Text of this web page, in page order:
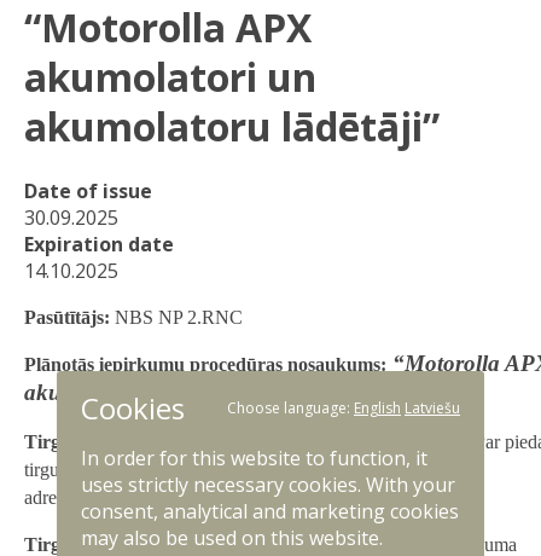
“Motorolla APX
akumolatori un
akumolatoru lādētāji”
Date of issue
30.09.2025
Expiration date
14.10.2025
Pasūtītājs: NBS NP 2.RNC
Plānotās iepirkumu procedūras nosaukums: “Motorolla
akumolatori un akumolatoru lādētāji”
Tirgus izpētes informācijas iesniedzējam (uzņēmējam):
Par
tirgus izpētes procesā lūdzam sūtīt pieteikumu uz e-pasta
adresi:
janis.paskevics@mil.lv.
Tirgus izpētes mērķis:2.RNC ir ieinteresēts pirms iepirkuma
Cookies Choose language: English Latviešu
In order for this website to function, it
uses strictly necessary cookies. With your
consent, analytical and marketing cookies
may also be used on this website.